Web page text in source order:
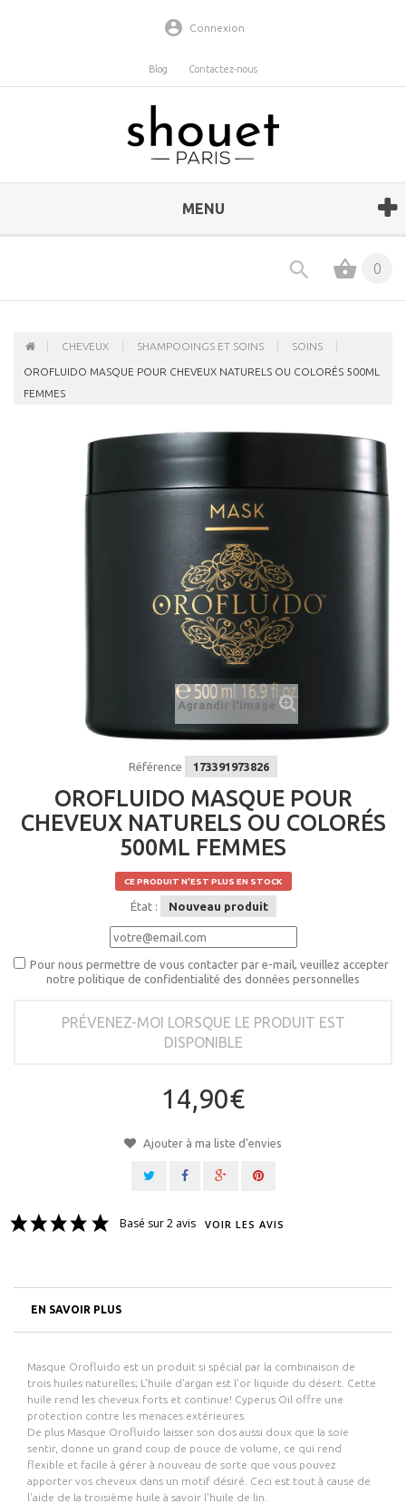
Connexion
Blog Contactez-nous
MENU
0
CHEVEUX SHAMPOOINGS ET SOINS SOINS
OROFLUIDO MASQUE POUR CHEVEUX NATURELS OU COLORÉS 500ML
FEMMES
Agrandir l'image
Référence 173391973826
OROFLUIDO MASQUE POUR
CHEVEUX NATURELS OU COLORÉS
500ML FEMMES
CE PRODUIT N'EST PLUS EN STOCK
État : Nouveau produit
Pour nous permettre de vous contacter par e-mail, veuillez accepter
notre politique de confidentialité des données personnelles
PRÉVENEZ-MOI LORSQUE LE PRODUIT EST
DISPONIBLE
14,90€
Ajouter à ma liste d'envies
Basé sur 2 avis VOIR LES AVIS
EN SAVOIR PLUS
Masque Orofluido est un produit si spécial par la combinaison de
trois huiles naturelles; L'huile d'argan est l'or liquide du désert. Cette
huile rend les cheveux forts et continue! Cyperus Oil offre une
protection contre les menaces extérieures.
De plus Masque Orofluido laisser son dos aussi doux que la soie
sentir, donne un grand coup de pouce de volume, ce qui rend
flexible et facile à gérer à nouveau de sorte que vous pouvez
apporter vos cheveux dans un motif désiré. Ceci est tout à cause de
l'aide de la troisième huile à savoir l'huile de lin.